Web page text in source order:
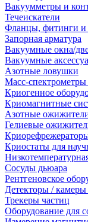
Вакуумметры и
Течеискатели
Фланцы, фитинги и
Запорная арматура
Вакуумные окна/
Вакуумные
Азотные ловушки
Масс-
Криогенное
Криомагнитные
Азотные
Гелиевые
Криостаты для
Сосуды дьюара
Рентгеновское
Детекторы / камеры
Трекеры частиц
Оборудование для